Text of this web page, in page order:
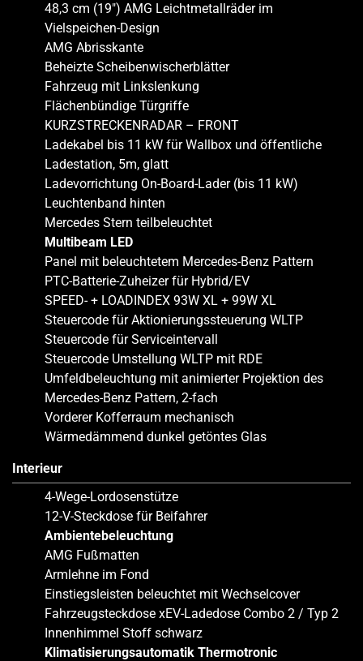
48,3 cm (19″) AMG Leichtmetallräder im
Vielspeichen-Design
AMG Abrisskante
Beheizte Scheibenwischerblätter
Fahrzeug mit Linkslenkung
Flächenbündige Türgriffe
KURZSTRECKENRADAR – FRONT
Ladekabel bis 11 kW für Wallbox und öffentliche
Ladestation, 5m, glatt
Ladevorrichtung On-Board-Lader (bis 11 kW)
Leuchtenband hinten
Mercedes Stern teilbeleuchtet
Multibeam LED
Panel mit beleuchtetem Mercedes-Benz Pattern
PTC-Batterie-Zuheizer für Hybrid/EV
SPEED- + LOADINDEX 93W XL + 99W XL
Steuercode für Aktionierungssteuerung WLTP
Steuercode für Serviceintervall
Steuercode Umstellung WLTP mit RDE
Umfeldbeleuchtung mit animierter Projektion des
Mercedes-Benz Pattern, 2-fach
Vorderer Kofferraum mechanisch
Wärmedämmend dunkel getöntes Glas
Interieur
4-Wege-Lordosenstütze
12-V-Steckdose für Beifahrer
Ambientebeleuchtung
AMG Fußmatten
Armlehne im Fond
Einstiegsleisten beleuchtet mit Wechselcover
Fahrzeugsteckdose xEV-Ladedose Combo 2 / Typ 2
Innenhimmel Stoff schwarz
Klimatisierungsautomatik Thermotronic